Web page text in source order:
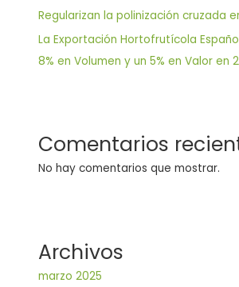
Regularizan la polinización cruzada
La Exportación Hortofrutícola
8% en Volumen y un 5% en Valor en
Comentarios
No hay comentarios que mostrar.
Archivos
marzo 2025